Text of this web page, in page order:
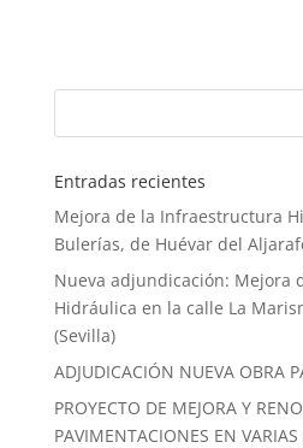
Entradas recientes
Mejora de la Infraestructura
Bulerías, de Huévar del
Nueva adjundicación: Mejora
Hidráulica en la calle La
(Sevilla)
ADJUDICACIÓN NUEVA OBRA
PROYECTO DE MEJORA Y
PAVIMENTACIONES EN VARIAS